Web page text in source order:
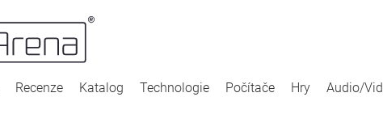
Recenze Katalog Technologie Počítače Hry Audio/